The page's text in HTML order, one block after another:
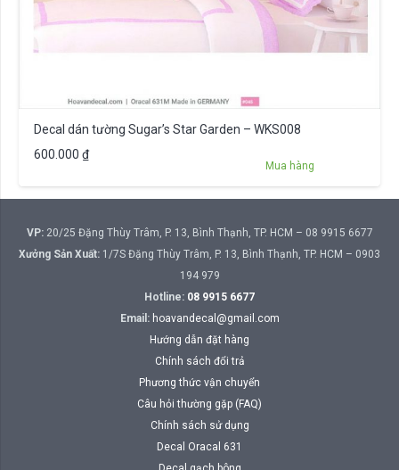
Decal dán tường Sugar’s Star Garden – WKS008
600.000 ₫
Mua hàng
VP:20/25 Đặng Thùy Trâm, P. 13, Bình Thạnh, TP. HCM – 08 9915 6677
Xưởng Sản Xuất: 1/7S Đặng Thùy Trâm, P. 13, Bình Thạnh, TP. HCM – 0903
194 979
Hotline: 08 9915 6677
Email: hoavandecal@gmail.com
Hướng dẫn đặt hàng
Chính sách đổi trả
Phương thức vận chuyển
Câu hỏi thường gặp (FAQ)
Chính sách sử dụng
Decal Oracal 631